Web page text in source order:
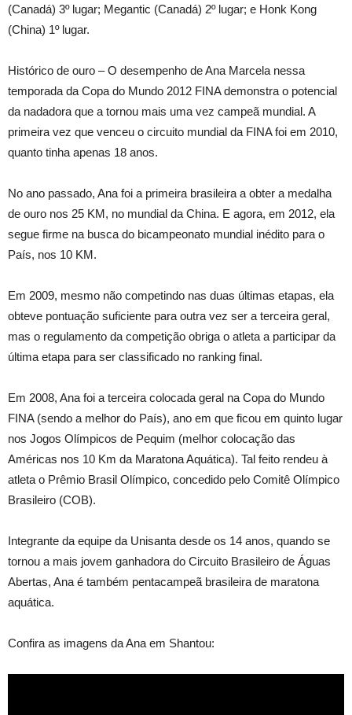
(Canadá) 3º lugar; Megantic (Canadá) 2º lugar; e Honk Kong
(China) 1º lugar.
Histórico de ouro – O desempenho de Ana Marcela nessa
temporada da Copa do Mundo 2012 FINA demonstra o potencial
da nadadora que a tornou mais uma vez campeã mundial. A
primeira vez que venceu o circuito mundial da FINA foi em 2010,
quanto tinha apenas 18 anos.
No ano passado, Ana foi a primeira brasileira a obter a medalha
de ouro nos 25 KM, no mundial da China. E agora, em 2012, ela
segue firme na busca do bicampeonato mundial inédito para o
País, nos 10 KM.
Em 2009, mesmo não competindo nas duas últimas etapas, ela
obteve pontuação suficiente para outra vez ser a terceira geral,
mas o regulamento da competição obriga o atleta a participar da
última etapa para ser classificado no ranking final.
Em 2008, Ana foi a terceira colocada geral na Copa do Mundo
FINA (sendo a melhor do País), ano em que ficou em quinto lugar
nos Jogos Olímpicos de Pequim (melhor colocação das
Américas nos 10 Km da Maratona Aquática). Tal feito rendeu à
atleta o Prêmio Brasil Olímpico, concedido pelo Comitê Olímpico
Brasileiro (COB).
Integrante da equipe da Unisanta desde os 14 anos, quando se
tornou a mais jovem ganhadora do Circuito Brasileiro de Águas
Abertas, Ana é também pentacampeã brasileira de maratona
aquática.
Confira as imagens da Ana em Shantou: